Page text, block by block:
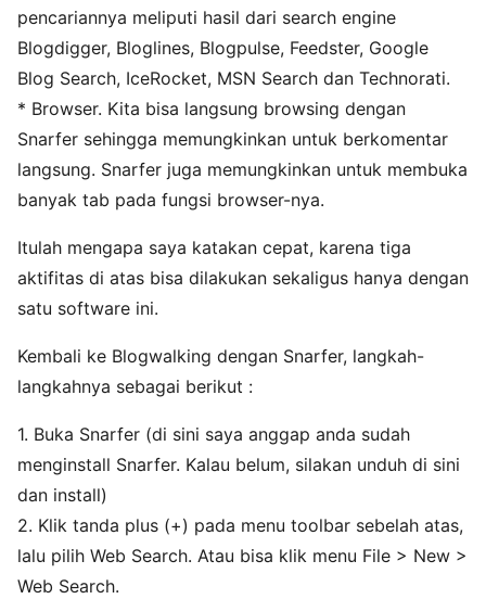
pencariannya meliputi hasil dari search engine
Blogdigger, Bloglines, Blogpulse, Feedster, Google
Blog Search, IceRocket, MSN Search dan Technorati.
* Browser. Kita bisa langsung browsing dengan
Snarfer sehingga memungkinkan untuk berkomentar
langsung. Snarfer juga memungkinkan untuk membuka
banyak tab pada fungsi browser-nya.
Itulah mengapa saya katakan cepat, karena tiga
aktifitas di atas bisa dilakukan sekaligus hanya dengan
satu software ini.
Kembali ke Blogwalking dengan Snarfer, langkah-
langkahnya sebagai berikut :
1. Buka Snarfer (di sini saya anggap anda sudah
menginstall Snarfer. Kalau belum, silakan unduh di sini
dan install)
2. Klik tanda plus (+) pada menu toolbar sebelah atas,
lalu pilih Web Search. Atau bisa klik menu File > New >
Web Search.